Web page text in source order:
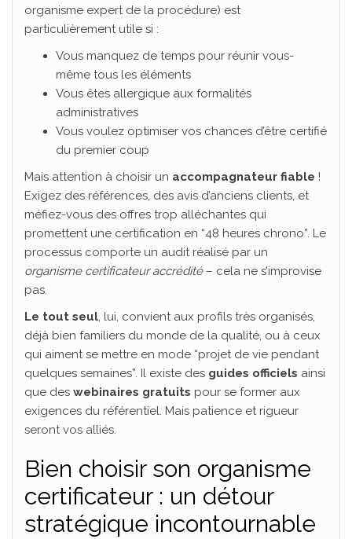
organisme expert de la procédure) est
particulièrement utile si :
Vous manquez de temps pour réunir vous-
même tous les éléments
Vous êtes allergique aux formalités
administratives
Vous voulez optimiser vos chances d’être certifié
du premier coup
Mais attention à choisir un accompagnateur fiable !
Exigez des références, des avis d’anciens clients, et
méfiez-vous des offres trop alléchantes qui
promettent une certification en “48 heures chrono”. Le
processus comporte un audit réalisé par un
organisme certificateur accrédité– cela ne s’improvise
pas.
Le tout seul, lui, convient aux profils très organisés,
déjà bien familiers du monde de la qualité, ou à ceux
qui aiment se mettre en mode “projet de vie pendant
quelques semaines”. Il existe des guides officiels ainsi
que des webinaires gratuits pour se former aux
exigences du référentiel. Mais patience et rigueur
seront vos alliés.
Bien choisir son organisme
certificateur : un détour
stratégique incontournable